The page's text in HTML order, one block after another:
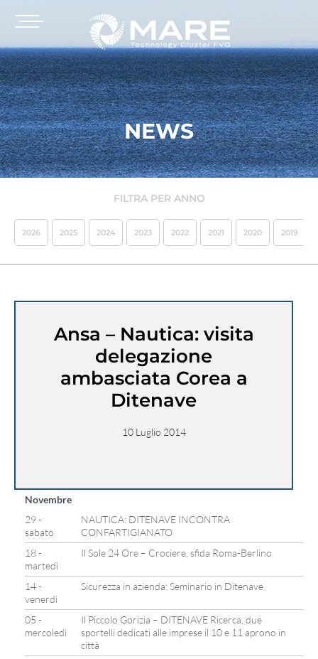
NEWS
FILTRA PER ANNO
2026 2025 2024 2023 2022 2021 2020 2019
Ansa – Nautica: visita
delegazione
ambasciata Corea a
Ditenave
10 Luglio 2014
Novembre
29 -
sabato
NAUTICA: DITENAVE INCONTRA
CONFARTIGIANATO
18 -
martedì
Il Sole 24 Ore – Crociere, sfida Roma-Berlino
14 -
venerdì
Sicurezza in azienda: Seminario in Ditenave
05 -
mercoledì
Il Piccolo Gorizia – DITENAVE Ricerca, due
sportelli dedicati alle imprese il 10 e 11 aprono in
città